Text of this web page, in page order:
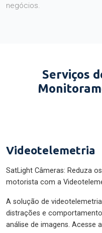
negócios.
Serviços
Videotelemetria
SatLight Câmeras: Reduza
motorista com a
A solução de
distrações e
análise de imagens. Acesse